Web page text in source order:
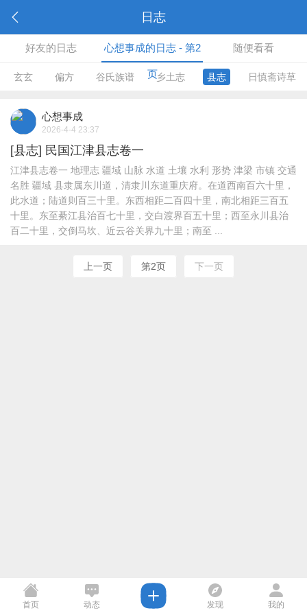
日志
好友的日志 心想事成的日志 - 第2
页
随便看看
玄玄 偏方 谷氏族谱 乡土志 县志 日慎斋诗草
心想事成
2026-4-4 23:37
[县志] 民国江津县志卷一
江津县志卷一 地理志 疆域 山脉 水道 土壤 水利 形势 津梁 市镇 交通
名胜 疆域 县隶属东川道，清隶川东道重庆府。在道西南百六十里，
此水道；陆道则百三十里。东西相距二百四十里，南北相距三百五
十里。东至綦江县治百七十里，交白渡界百五十里；西至永川县治
百二十里，交倒马坎、近云谷关界九十里；南至 ...
上一页 第2页 下一页
首页 动态 发现 我的